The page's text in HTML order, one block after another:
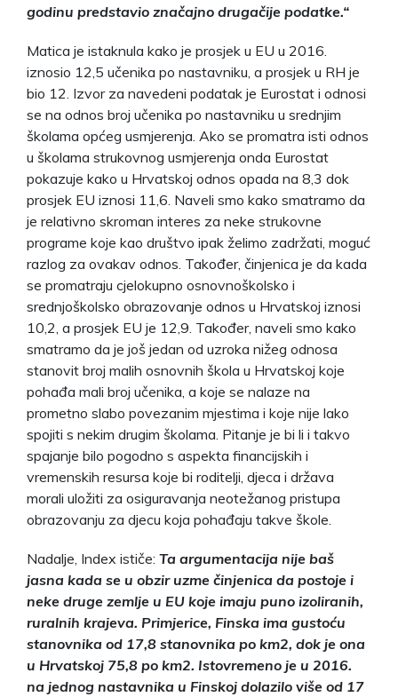
godinu predstavio značajno drugačije podatke.“
Matica je istaknula kako je prosjek u EU u 2016.
iznosio 12,5 učenika po nastavniku, a prosjek u RH je
bio 12. Izvor za navedeni podatak je Eurostat i odnosi
se na odnos broj učenika po nastavniku u srednjim
školama općeg usmjerenja. Ako se promatra isti odnos
u školama strukovnog usmjerenja onda Eurostat
pokazuje kako u Hrvatskoj odnos opada na 8,3 dok
prosjek EU iznosi 11,6. Naveli smo kako smatramo da
je relativno skroman interes za neke strukovne
programe koje kao društvo ipak želimo zadržati, moguć
razlog za ovakav odnos. Također, činjenica je da kada
se promatraju cjelokupno osnovnoškolsko i
srednjoškolsko obrazovanje odnos u Hrvatskoj iznosi
10,2, a prosjek EU je 12,9. Također, naveli smo kako
smatramo da je još jedan od uzroka nižeg odnosa
stanovit broj malih osnovnih škola u Hrvatskoj koje
pohađa mali broj učenika, a koje se nalaze na
prometno slabo povezanim mjestima i koje nije lako
spojiti s nekim drugim školama. Pitanje je bi li i takvo
spajanje bilo pogodno s aspekta financijskih i
vremenskih resursa koje bi roditelji, djeca i država
morali uložiti za osiguravanja neotežanog pristupa
obrazovanju za djecu koja pohađaju takve škole.
Nadalje, Index ističe: Ta argumentacija nije baš
jasna kada se u obzir uzme činjenica da postoje i
neke druge zemlje u EU koje imaju puno izoliranih,
ruralnih krajeva. Primjerice, Finska ima gustoću
stanovnika od 17,8 stanovnika po km2, dok je ona
u Hrvatskoj 75,8 po km2. Istovremeno je u 2016.
na jednog nastavnika u Finskoj dolazilo više od 17